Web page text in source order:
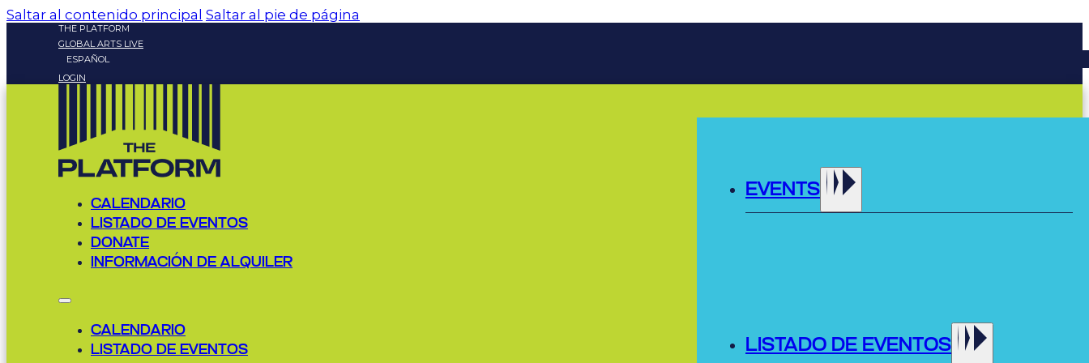
Saltar al contenido principal Saltar al pie de página
THE PLATFORM
GLOBAL ARTS LIVE
ESPAÑOL
LOGIN
CALENDARIO
LISTADO DE EVENTOS
DONATE
INFORMACIÓN DE ALQUILER
CALENDARIO
LISTADO DE EVENTOS
EVENTS
LISTADO DE EVENTOS